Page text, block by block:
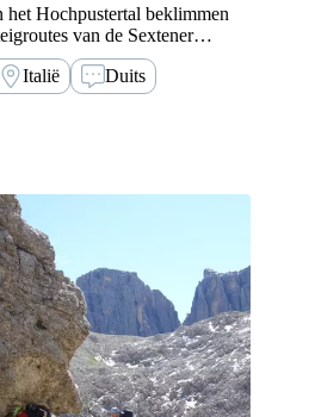
Hochpustertal beklimmen
van de Sextener
van het klettersteigen.
Italië
Duits